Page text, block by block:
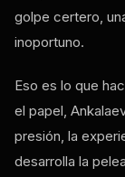
golpe certero,
inoportuno.
Eso es lo que
el papel,
presión, la
desarrolla la